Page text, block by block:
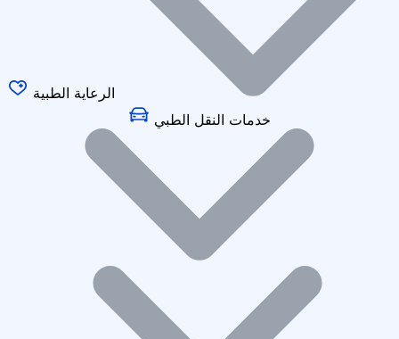
الرعاية الطبية
خدمات النقل الطبي